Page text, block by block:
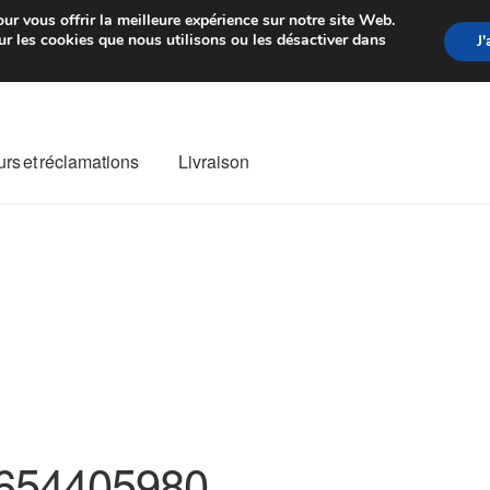
de 7 EUR Du lundi au
et réclamations Livraison
vous offrir la meilleure expérience sur notre site Web.
les cookies que nous utilisons ou les désactiver dans